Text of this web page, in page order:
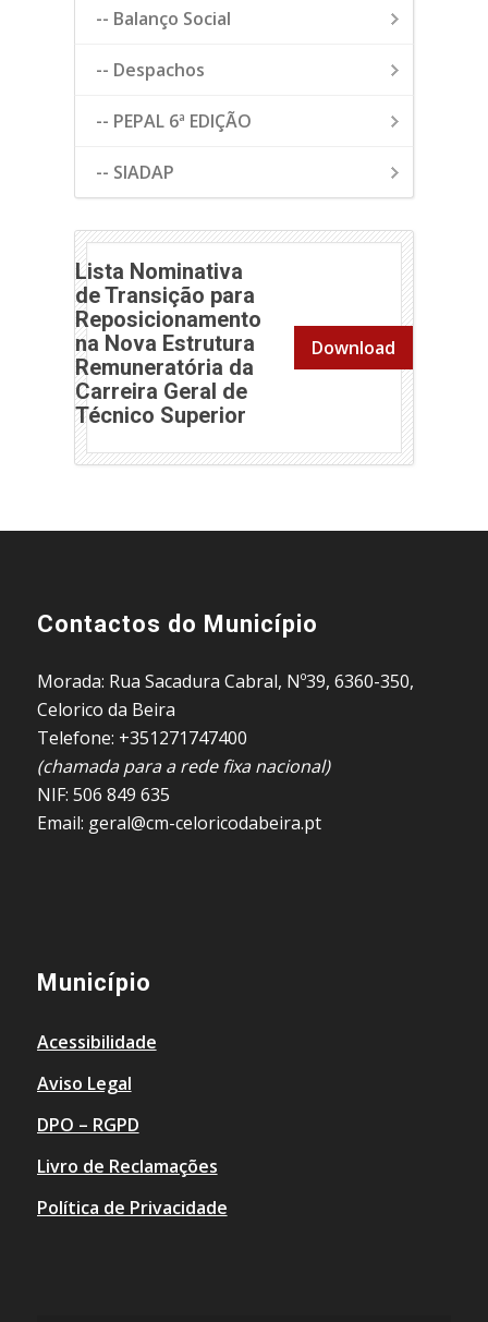
-- Balanço Social
-- Despachos
-- PEPAL 6ª EDIÇÃO
-- SIADAP
Lista Nominativa
de Transição para
Reposicionamento
na Nova Estrutura
Remuneratória da
Carreira Geral de
Técnico Superior (abre em nova janela)
Download
Contactos do Município
Morada: Rua Sacadura Cabral, Nº39, 6360-350,
Celorico da Beira
Telefone: +351271747400
(chamada para a rede fixa nacional)
NIF: 506 849 635
Email: geral@cm-celoricodabeira.pt
Município
Acessibilidade
Aviso Legal
DPO – RGPD
Livro de Reclamações
Política de Privacidade